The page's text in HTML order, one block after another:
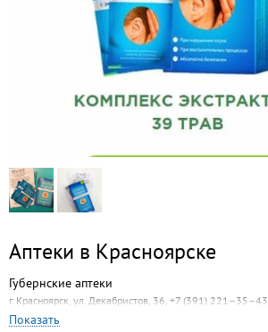
Аптеки в Красноярске
Губернские аптеки
г. Красноярск, ул. Декабристов, 36, +7 (391) 221–35–43
Показать